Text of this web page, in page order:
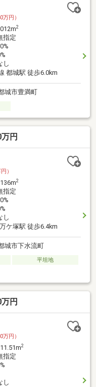
万円）
2
指定
し
都城駅 徒歩6.0km
城市豊満町
円
）
2
指定
し
ケ塚駅 徒歩6.4km
城市下水流町
平坦地
円
万円）
2
指定
し